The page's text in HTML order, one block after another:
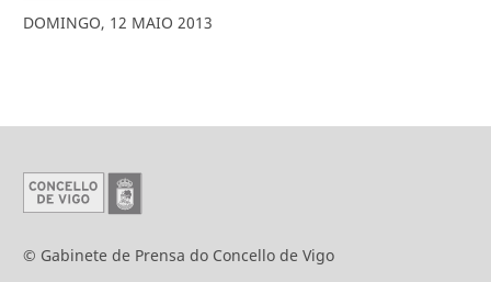
DOMINGO, 12 MAIO 2013
© Gabinete de Prensa do Concello de Vigo